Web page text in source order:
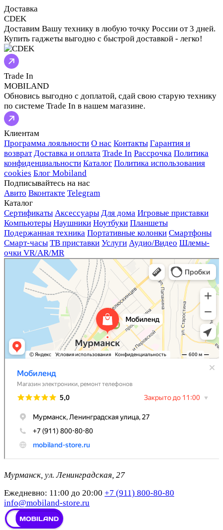
Доставка
CDEK
Доставим Вашу технику в любую точку России от 3 дней.
Купить гаджеты выгодно с быстрой доставкой - легко!
Trade In
MOBILAND
Обновись выгодно с доплатой, сдай свою старую технику
по системе Trade In в нашем магазине.
Клиентам
Программа лояльности О нас Контакты Гарантия и
возврат Доставка и оплата Trade In Рассрочка Политика
конфиденциальности Каталог Политика использования
cookies Блог Mobiland
Подписывайтесь на нас
Авито Вконтакте Telegram
Каталог
Сертификаты Аксессуары Для дома Игровые приставки
Компьютеры Наушники Ноутбуки Планшеты
Подержанная техника Портативные колонки Смартфоны
Смарт-часы ТВ приставки Услуги Аудио/Видео Шлемы-
очки VR/AR/MR
Мобиленд
Магазин электроники в Мурманске
Мурманск, ул. Ленинградская, 27
Ежедневно: 11:00 до 20:00 +7 (911) 800-80-80
info@mobiland-store.ru